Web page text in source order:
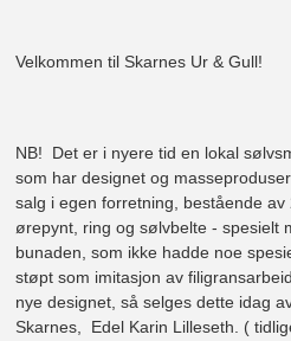
Velkommen til Skarnes Ur & Gull!
NB! Det er i nyere tid en lokal
som har designet og
salg i egen forretning, bestående
ørepynt, ring og sølvbelte - spesielt
bunaden, som ikke hadde noe
støpt som imitasjon av
nye designet, så selges dette idag
Skarnes, Edel Karin Lilleseth. (